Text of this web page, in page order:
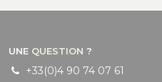
UNE QUESTION ?
+33(0)4 90 74 07 61